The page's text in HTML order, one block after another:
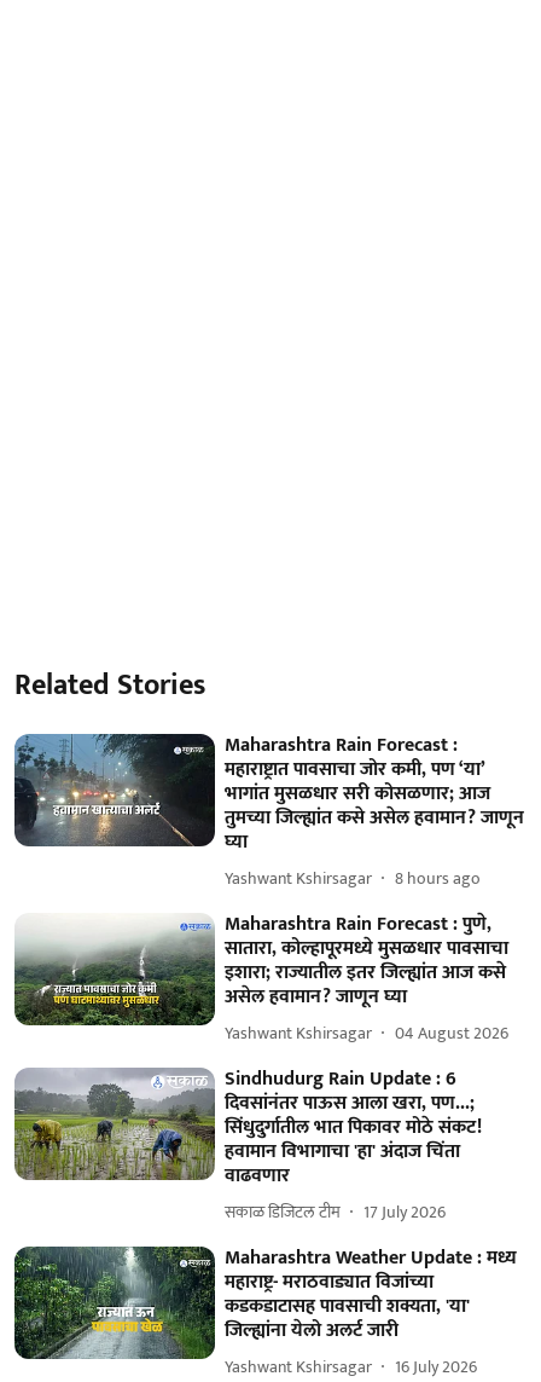
Related Stories
Maharashtra Rain Forecast :
महाराष्ट्रात पावसाचा जोर कमी, पण ‘या’
भागांत मुसळधार सरी कोसळणार; आज
तुमच्या जिल्ह्यांत कसे असेल हवामान? जाणून
घ्या
Yashwant Kshirsagar 8 hours ago
Maharashtra Rain Forecast : पुणे,
सातारा, कोल्हापूरमध्ये मुसळधार पावसाचा
इशारा; राज्यातील इतर जिल्ह्यांत आज कसे
असेल हवामान? जाणून घ्या
Yashwant Kshirsagar 04 August 2026
Sindhudurg Rain Update : 6
दिवसांनंतर पाऊस आला खरा, पण...;
सिंधुदुर्गातील भात पिकावर मोठे संकट!
हवामान विभागाचा 'हा' अंदाज चिंता
वाढवणार
सकाळ डिजिटल टीम 17 July 2026
Maharashtra Weather Update : मध्य
महाराष्ट्र- मराठवाड्यात विजांच्या
कडकडाटासह पावसाची शक्यता, 'या'
जिल्ह्यांना येलो अलर्ट जारी
Yashwant Kshirsagar 16 July 2026